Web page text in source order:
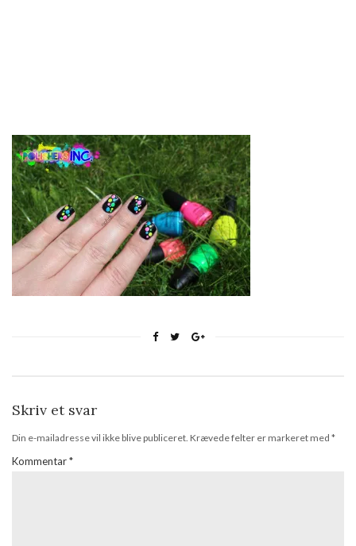
Skriv et svar
Din e-mailadresse vil ikke blive publiceret. Krævede felter er markeret med *
Kommentar*